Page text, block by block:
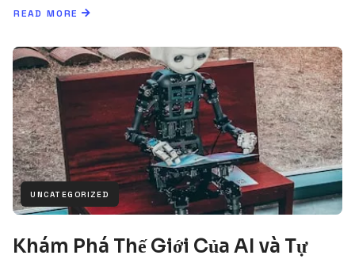
READ MORE
UNCATEGORIZED
Khám Phá Thế Giới Của AI và Tự